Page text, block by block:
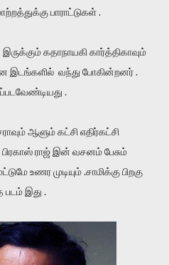
பாராட்டுகள் .
கதாநாயகி கார்த்திகாவும்
இடங்களில் வந்து போகின்றனர் .
.
ஆளும் கட்சி எதிர்கட்சி
பிரகாஸ் ராஜ் இன் வசனம் பேசும்
உணர முடியும் .சாமிக்கு பிறகு
படம் இது .